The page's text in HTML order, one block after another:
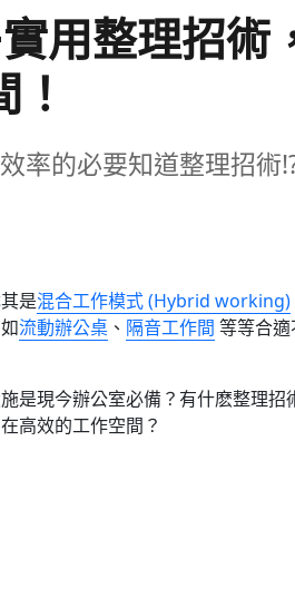
用整理招術
率的必要知道整理招術
是混合工作模式 (Hybrid working)
流動辦公桌、 隔音工作間 等等合
是現今辦公室必備？有什麽整理招
高效的工作空間？
具+實用整理招術，幫同事建立自在